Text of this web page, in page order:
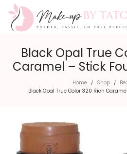
Black Opal True
Caramel – Stick
Home / Shop /
Black Opal True Color 320 Rich